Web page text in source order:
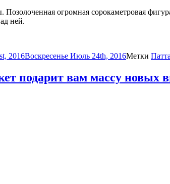
огромная сорокаметровая
ней.
2016Воскресенье Июль 24th, 2016Метки
подарит вам массу новых